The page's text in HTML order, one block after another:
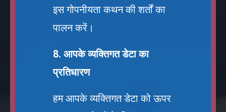
इस गोपनीयता कथन की शर्तों का
पालन करें।
8. आपके व्यक्तिगत डेटा का
प्रतिधारण
हम आपके व्यक्तिगत डेटा को ऊपर